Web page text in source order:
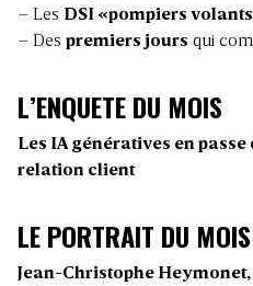
– Les DSI «pompiers
– Des premiers jours qui
L’ENQUETE DU MOIS
Les IA génératives en
relation client
LE PORTRAIT DU MOIS
Jean-Christophe